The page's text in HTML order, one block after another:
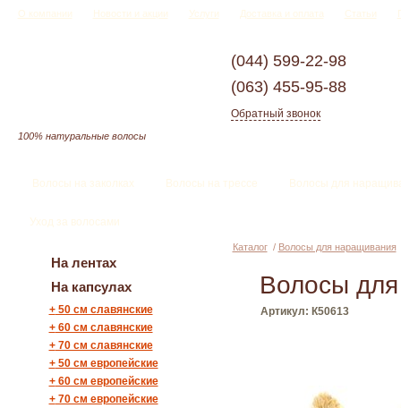
О компании Новости и акции Услуги Доставка и оплата Статьи
100% натуральные волосы
(044) 599-22-98
(063) 455-95-88
Обратный звонок
Волосы на заколках Волосы на трессе Волосы для
Уход за волосами
На лентах
На капсулах
+50 см славянские
+60 см славянские
+70 см славянские
+50 см европейские
+60 см европейские
+70 см европейские
Каталог/ Волосы для наращивания
Волосы
Артикул: К50613